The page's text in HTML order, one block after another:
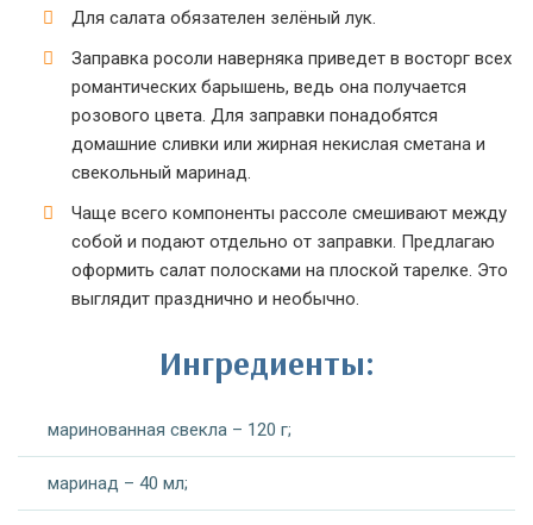
Для салата обязателен зелёный лук.
Заправка росоли наверняка приведет в восторг всех
романтических барышень, ведь она получается
розового цвета. Для заправки понадобятся
домашние сливки или жирная некислая сметана и
свекольный маринад.
Чаще всего компоненты рассоле смешивают между
собой и подают отдельно от заправки. Предлагаю
оформить салат полосками на плоской тарелке. Это
выглядит празднично и необычно.
Ингредиенты:
маринованная свекла – 120 г;
маринад – 40 мл;